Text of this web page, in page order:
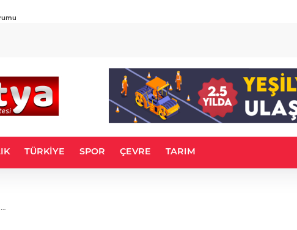
TÜRKİYE SPOR ÇEVRE TARIM